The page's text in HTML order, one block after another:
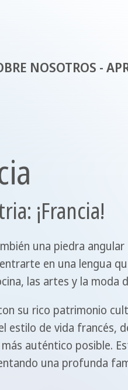
NOSOTROS -
¡Francia!
una piedra
en una lengua
las artes y la moda
su rico patrimonio
estilo de vida francés,
auténtico posible.
una profunda